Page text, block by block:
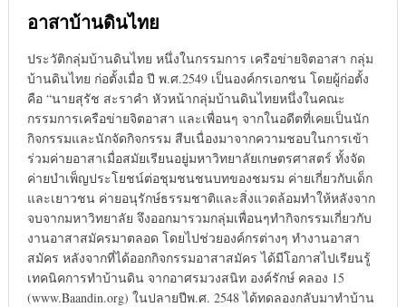
อาสาบ้านดินไทย
ประวัติกลุ่มบ้านดินไทย หนึ่งในกรรมการ เครือข่ายจิตอาสา กลุ่ม
บ้านดินไทย ก่อตั้งเมื่อ ปี พ.ศ.2549 เป็นองค์กรเอกชน โดยผู้ก่อตั้ง
คือ “นายสุรัช สะราคำ หัวหน้ากลุ่มบ้านดินไทยหนึ่งในคณะ
กรรมการเครือข่ายจิตอาสา และเพื่อนๆ จากในอดีตที่เคยเป็นนัก
กิจกรรมและนักจัดกิจกรรม สืบเนื่องมาจากความชอบในการเข้า
ร่วมค่ายอาสาเมื่อสมัยเรียนอยู่มหาวิทยาลัยเกษตรศาสตร์ ทั้งจัด
ค่ายบำเพ็ญประโยชน์ต่อชุมชนชนบทของชมรม ค่ายเกี่ยวกับเด็ก
และเยาวชน ค่ายอนุรักษ์ธรรมชาติและสิ่งแวดล้อมทำให้หลังจาก
จบจากมหาวิทยาลัย จึงออกมารวมกลุ่มเพื่อนๆทำกิจกรรมเกี่ยวกับ
งานอาสาสมัครมาตลอด โดยไปช่วยองค์กรต่างๆ ทำงานอาสา
สมัคร หลังจากที่ได้ออกกิจกรรมอาสาสมัคร ได้มีโอกาสไปเรียนรู้
เทคนิคการทำบ้านดิน จากอาศรมวงสนิท องค์รักษ์ คลอง 15
(www.Baandin.org) ในปลายปีพ.ศ. 2548 ได้ทดลองกลับมาทำบ้าน